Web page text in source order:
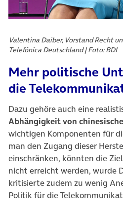
Valentina Daiber, Vorstand Recht
Telefónica Deutschland | Foto: BDI
Mehr politische
die
Dazu gehöre auch eine
Abhängigkeit von
wichtigen Komponenten für
man den Zugang dieser
einschränken, könnten die
nicht erreicht werden, wurde
kritisierte zudem zu wenig
Politik für die